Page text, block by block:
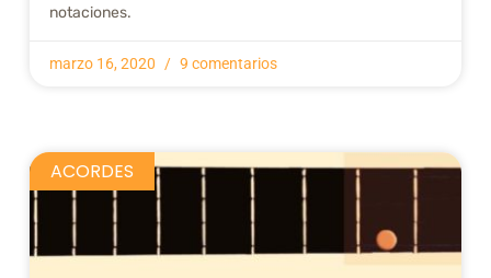
notaciones.
marzo 16, 2020 9 comentarios
ACORDES